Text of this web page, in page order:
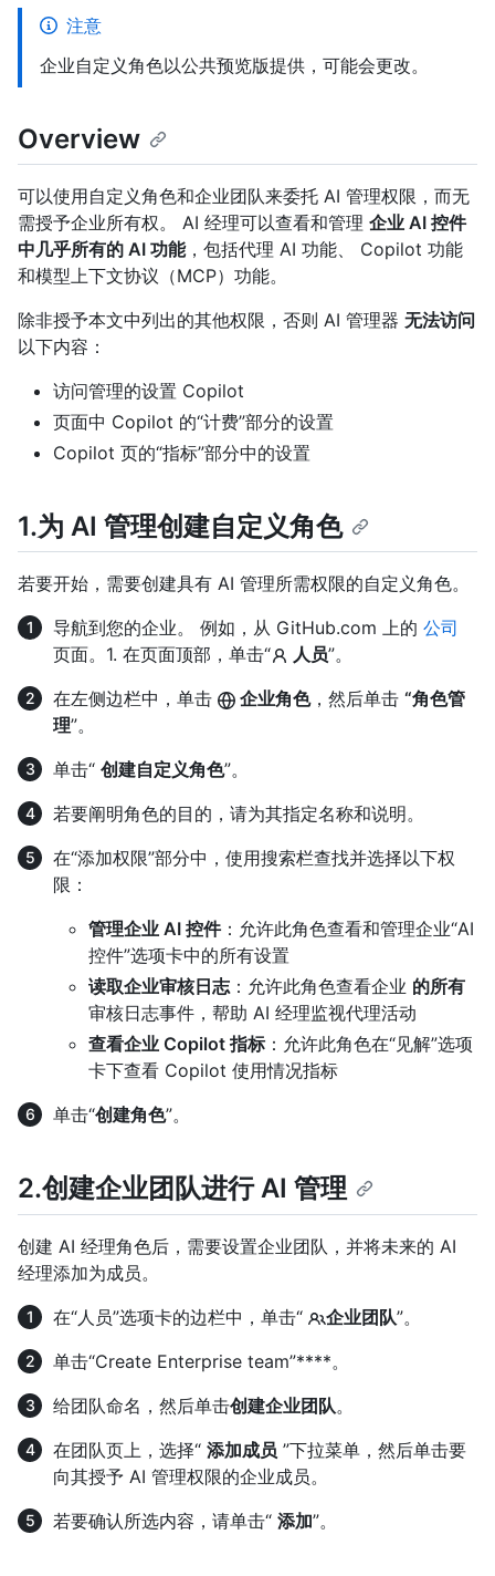
注意
企业自定义角色以公共预览版提供，可能会更改。
Overview
可以使用自定义角色和企业团队来委托 AI 管理权限，而无
需授予企业所有权。 AI 经理可以查看和管理 企业 AI 控件
中几乎所有的 AI 功能，包括代理 AI 功能、 Copilot 功能
和模型上下文协议（MCP）功能。
除非授予本文中列出的其他权限，否则 AI 管理器 无法访问
以下内容：
访问管理的设置 Copilot
页面中 Copilot 的“计费”部分的设置
Copilot 页的“指标”部分中的设置
1.为 AI 管理创建自定义角色
若要开始，需要创建具有 AI 管理所需权限的自定义角色。
导航到您的企业。 例如，从 GitHub.com 上的 公司
页面。1. 在页面顶部，单击“
人员”。
在左侧边栏中，单击
企业角色，然后单击 “角色管
理”。
单击“ 创建自定义角色”。
若要阐明角色的目的，请为其指定名称和说明。
在“添加权限”部分中，使用搜索栏查找并选择以下权
限：
管理企业 AI 控件：允许此角色查看和管理企业“AI
控件”选项卡中的所有设置
读取企业审核日志：允许此角色查看企业 的所有
审核日志事件，帮助 AI 经理监视代理活动
查看企业 Copilot 指标：允许此角色在“见解”选项
卡下查看 Copilot 使用情况指标
单击“创建角色”。
2.创建企业团队进行 AI 管理
创建 AI 经理角色后，需要设置企业团队，并将未来的 AI
经理添加为成员。
在“人员”选项卡的边栏中，单击“
企业团队”。
单击“Create Enterprise team”****。
给团队命名，然后单击创建企业团队。
在团队页上，选择“ 添加成员 ”下拉菜单，然后单击要
向其授予 AI 管理权限的企业成员。
若要确认所选内容，请单击“ 添加”。